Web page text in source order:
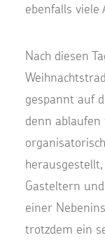
ebenfalls
Nach diesen
gespannt auf
denn
Gasteltern
einer
trotzdem ein